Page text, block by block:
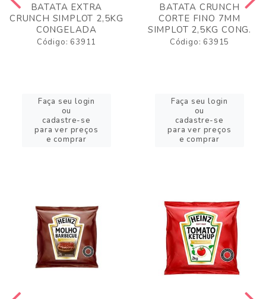
BATATA EXTRA
CRUNCH SIMPLOT 2,5KG
CONGELADA
Código: 63911
Faça seu login
ou
cadastre-se
para ver preços
e comprar
BATATA CRUNCH
CORTE FINO 7MM
SIMPLOT 2,5KG CONG.
Código: 63915
Faça seu login
ou
cadastre-se
para ver preços
e comprar